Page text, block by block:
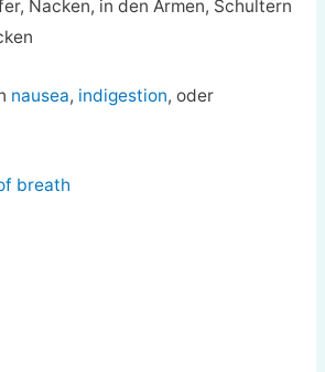
Nacken, in den Armen, Schultern
nausea, indigestion, oder
breath